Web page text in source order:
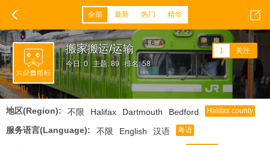
全部 最新 热门 精华
搬家搬运/运输
今日: 0 主题: 89 排名: 58
1 关注
地区(Region): 不限 Halifax Dartmouth Bedford Halifax county
服务语言(Language): 不限 English 汉语 粤语